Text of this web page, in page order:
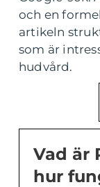
och en
artikeln
som är
hudvård.
Vad är
hur